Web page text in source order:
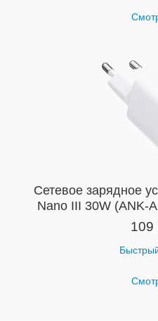
Сетевое зарядное
Nano III 30W (ANK-
109